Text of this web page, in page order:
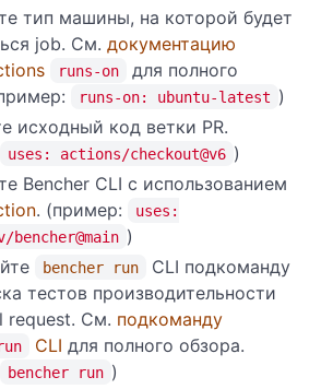
тип машины, на которой будет
job. См. документацию
runs-on
для полного
runs-on: ubuntu-latest )
исходный код ветки PR.
uses: actions/checkout@v6 )
Bencher CLI с использованием
. (пример:
uses:
bencher@main )
bencher run
CLI подкоманду
тестов производительности
request. См. подкоманду
CLI для полного обзора.
bencher run )